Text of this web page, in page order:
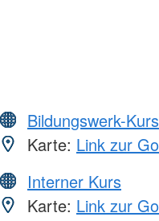
Bildungswerk-Kurs
Karte: Link zur
Interner Kurs
Karte: Link zur